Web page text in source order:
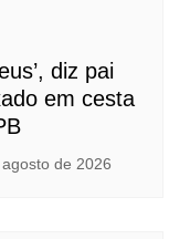
diz pai
em cesta
de 2026